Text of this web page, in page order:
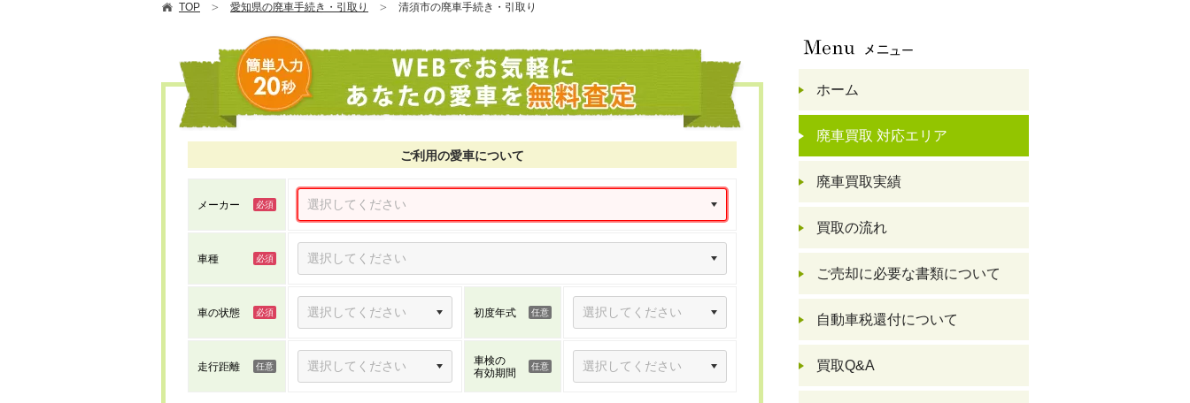
TOP 愛知県の廃車手続き・引取り 清須市の廃車手続き・引取り
ご利用の愛車について
メーカー
車種
車の状態 初度年式
走行距離
車検の
有効期間
ホーム
廃車買取 対応エリア
廃車買取実績
買取の流れ
ご売却に必要な書類について
自動車税還付について
買取Q&A